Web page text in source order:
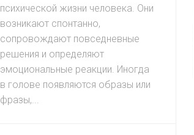
психической жизни человека. Они
возникают спонтанно,
сопровождают повседневные
решения и определяют
эмоциональные реакции. Иногда
в голове появляются образы или
фразы,...